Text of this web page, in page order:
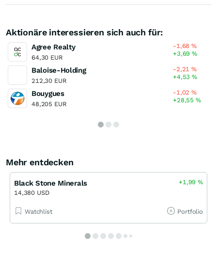
Aktionäre interessieren sich auch für:
Agree Realty
64,30 EUR
-1,68%
+3,69%
Baloise-Holding
212,30 EUR
-2,21%
+4,53%
Bouygues
48,205 EUR
-1,02%
+28,55%
Mehr entdecken
Black Stone Minerals
14,380 USD
+1,99%
Watchlist Portfolio